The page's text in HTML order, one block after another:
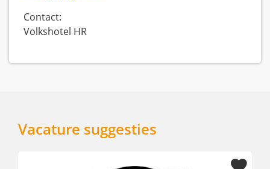
Contact:
Volkshotel HR
Vacature suggesties